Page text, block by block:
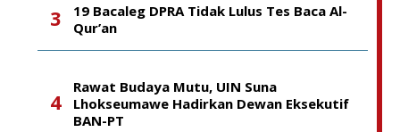
19 Bacaleg DPRA Tidak Lulus Tes Baca Al-
Qur’an
Rawat Budaya Mutu, UIN Suna
Lhokseumawe Hadirkan Dewan Eksekutif
BAN-PT